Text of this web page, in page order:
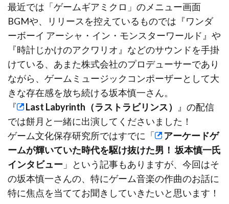
最近では「ゲームギアミクロ」のメニュー画面
BGMや、リリースを控えているものでは『ワンダ
ーボーイ アーシャ・イン・モンスターワールド』や
『時計じかけのアクワリオ』などのサウンドを手掛
けている、あまた株式会社のプロデューサーであり
ながら、ゲームミュージックコンポーザーとして大
きな存在感を放ち続ける坂本慎一さん。
『
Last Labyrinth（ラストラビリンス）
』の配信
では餅月と一緒に出演してくださいました！
ゲーム文化保存研究所ではすでに「
アーケードゲ
ームが輝いていた時代を駆け抜けた男！ 坂本慎一氏
インタビュー 」という記事もありますが、今回はそ
の坂本慎一さんの、特にゲーム音楽の作曲のお話に
特に焦点を当ててお聞きしていきたいと思います！